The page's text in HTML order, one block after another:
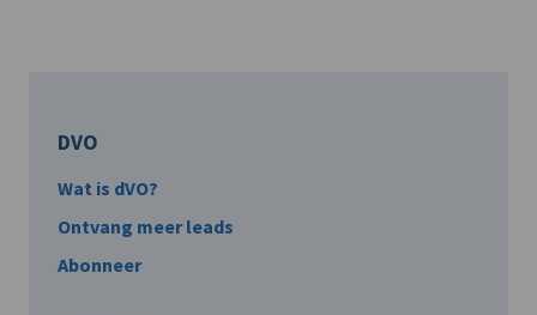
DVO
Wat is dVO?
Ontvang meer leads
Abonneer